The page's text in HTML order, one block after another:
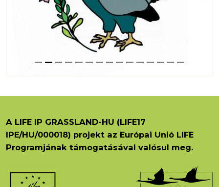
A LIFE IP GRASSLAND-HU (LIFE17
IPE/HU/000018) projekt az Európai Unió LIFE
Programjának támogatásával valósul meg.